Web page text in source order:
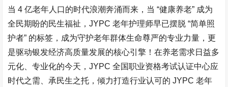
当 4 亿老年人口的时代浪潮奔涌而来，当 “健康养老” 成为
全民期盼的民生福祉，JYPC 老年护理师早已摆脱 “简单照
护者” 的标签，成为守护老年群体生命尊严的专业力量，更
是驱动银发经济高质量发展的核心引擎！在养老需求日益多
元化、专业化的今天，JYPC 全国职业资格考试认证中心应
时代之需、承民生之托，倾力打造行业认可的 JYPC 老年